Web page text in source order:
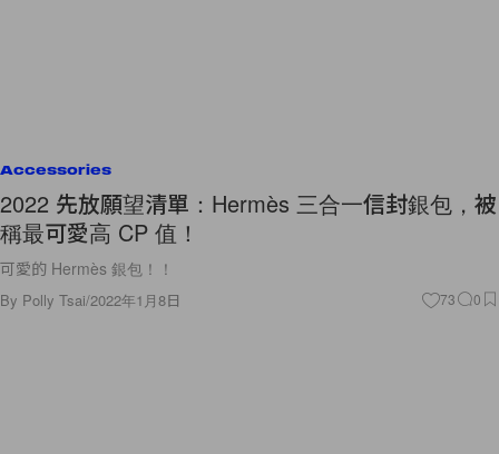
Accessories
2022 先放願望清單：Hermès 三合一信封銀包，被
稱最可愛高 CP 值！
可愛的 Hermès 銀包！！
By Polly Tsai/2022年1月8日 73 0